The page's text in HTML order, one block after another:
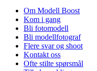
Om Modell Boost
Kom i gang
Bli fotomodell
Bli modellfotograf
Flere svar og shoot
Kontakt oss
Ofte stilte spørsmål